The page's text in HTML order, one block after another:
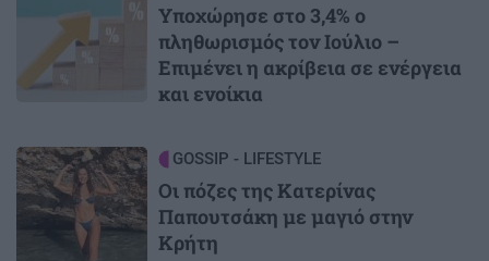
Υποχώρησε στο 3,4% ο
πληθωρισμός τον Ιούλιο –
Επιμένει η ακρίβεια σε ενέργεια
και ενοίκια
Image GOSSIP - LIFESTYLE
Οι πόζες της Κατερίνας
Παπουτσάκη με μαγιό στην
Κρήτη